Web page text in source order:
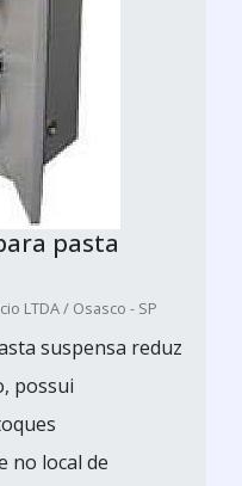
pasta
LTDA / Osasco - SP
suspensa reduz
possui
no local de